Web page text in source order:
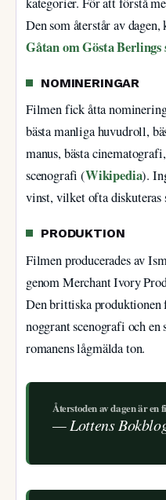
Den som återstår av dagen,
Gåtan om Gösta Berlings
NOMINERINGAR
Filmen fick åtta
bästa manliga huvudroll,
manus, bästa
scenografi (Wikipedia).
vinst, vilket ofta diskuteras
PRODUKTION
Filmen producerades av
genom Merchant Ivory
Den brittiska produktionen
noggrant scenografi och
romanens lågmälda ton.
Återstoden av dagen är
— Lottens